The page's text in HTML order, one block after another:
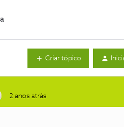
Criar tópico
2 anos atrás